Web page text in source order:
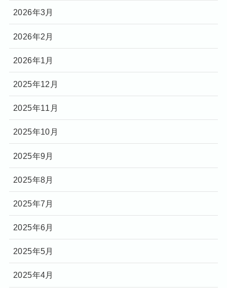
2026年3月
2026年2月
2026年1月
2025年12月
2025年11月
2025年10月
2025年9月
2025年8月
2025年7月
2025年6月
2025年5月
2025年4月